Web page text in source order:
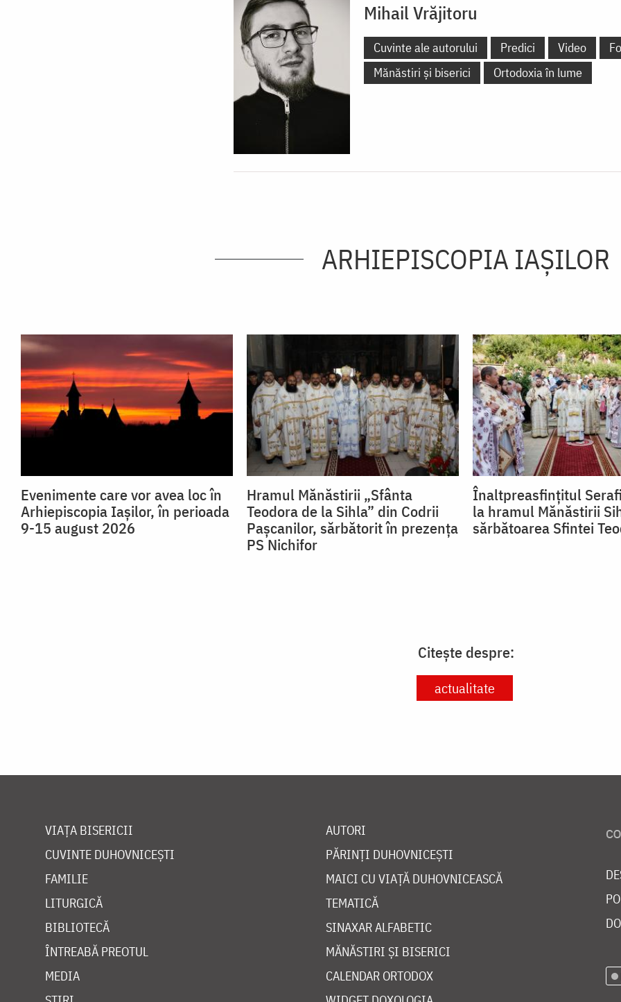
Mihail Vrăjitoru
Cuvinte ale autorului Predici Video
Mănăstiri și biserici
Ortodoxia în lume
ARHIEPISCOPIA IAŞILOR
Evenimente care vor avea loc în
Arhiepiscopia Iaşilor, în perioada
9-15 august 2026
Hramul Mănăstirii „Sfânta
Teodora de la Sihla” din Codrii
Pașcanilor, sărbătorit în prezența
PS Nichifor
Înaltpreasfințitul
la hramul Mănăstirii
sărbătoarea Sfintei
Citește despre:
actualitate
VIAȚA BISERICII
CUVINTE DUHOVNICEȘTI
FAMILIE
LITURGICĂ
BIBLIOTECĂ
ÎNTREABĂ PREOTUL
MEDIA
AUTORI
PĂRINȚI DUHOVNICEȘTI
MAICI CU VIAȚĂ DUHOVNICEASCĂ
TEMATICĂ
SINAXAR ALFABETIC
MĂNĂSTIRI ȘI BISERICI
CALENDAR ORTODOX